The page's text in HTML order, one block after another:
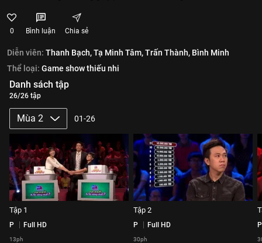
0 Bình luận Chia sẻ
Diễn viên: Thanh Bạch,Tạ Minh Tâm,Trấn Thành, Bình Minh
Thể loại: Game show thiếu nhi
Danh sách tập
26/26 tập
Mùa 2 01-26
Tập 1
P Full HD
13ph
Tập 2
P Full HD
30ph
P